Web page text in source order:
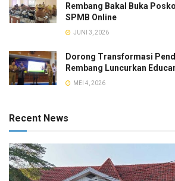
Rembang Bakal Buka
SPMB Online
JUNI 3, 2026
Dorong Transformasi
Rembang Luncurkan
MEI 4, 2026
Recent News